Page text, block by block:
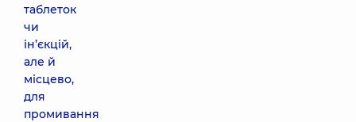
таблеток
чи
ін’єкцій,
але й
місцево,
для
промивання